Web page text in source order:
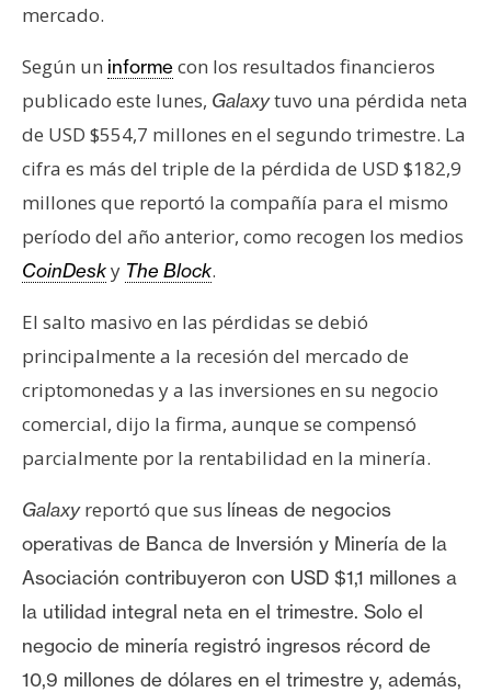
s
N
t
a
s
e
P
e
n
s
e
m
a
s
mercado.
Según un informecon los resultados financieros
publicado este lunes, Galaxytuvo una pérdida neta
de USD $554,7 millones en el segundo trimestre. La
cifra es más del triple de la pérdida de USD $182,9
millones que reportó la compañía para el mismo
período del año anterior, como recogen los medios
CoinDesky The Block.
El salto masivo en las pérdidas se debió
principalmente a la recesión del mercado de
criptomonedas y a las inversiones en su negocio
comercial, dijo la firma, aunque se compensó
parcialmente por la rentabilidad en la minería.
Galaxyreportó que sus líneas de negocios
operativas de Banca de Inversión y Minería de la
Asociación contribuyeron con USD $1,1 millones a
la utilidad integral neta en el trimestre. Solo el
negocio de minería registró ingresos récord de
10,9 millones de dólares en el trimestre y, además,